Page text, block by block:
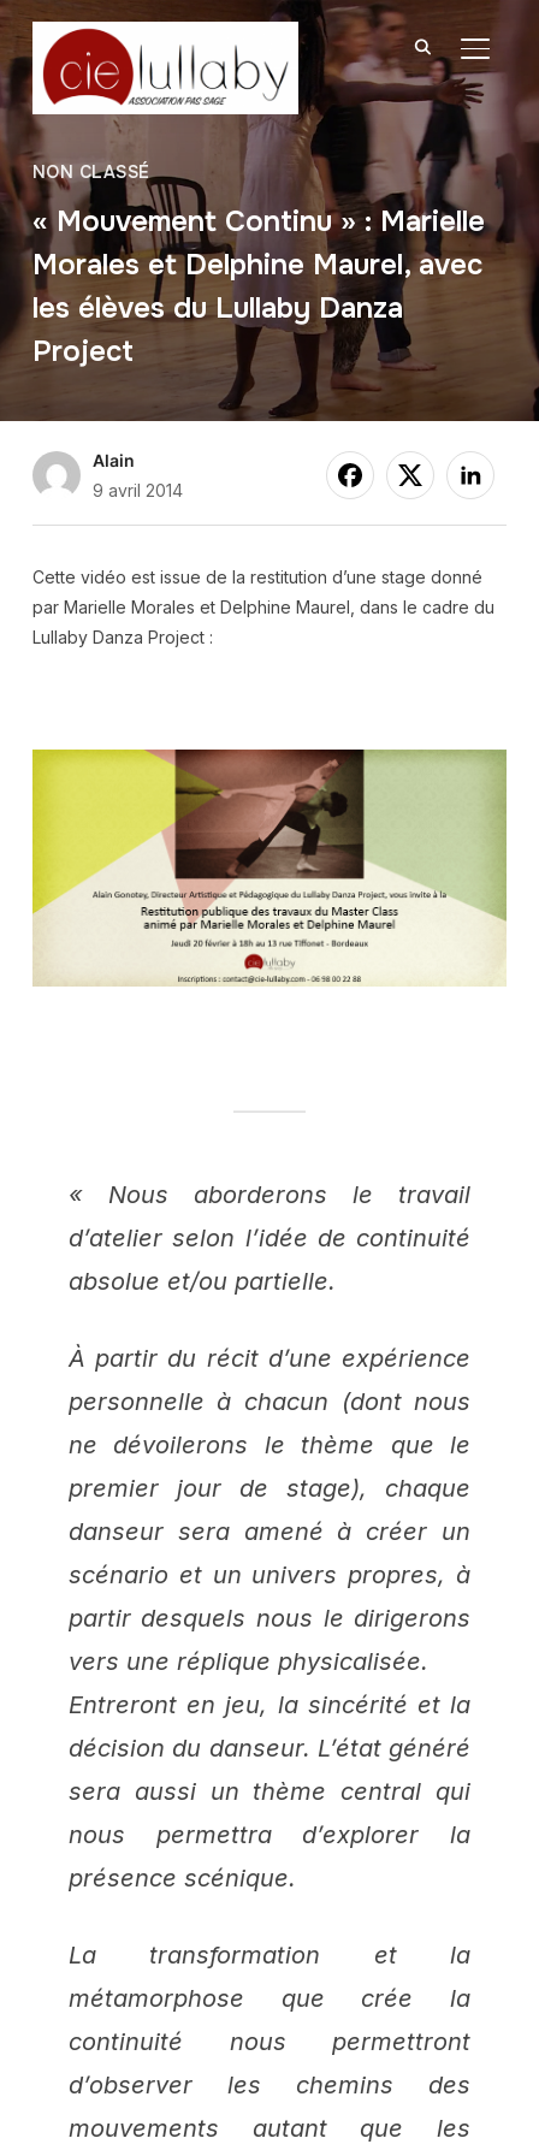
NON CLASSÉ
« Mouvement Continu » : Marielle
Morales et Delphine Maurel, avec
les élèves du Lullaby Danza
Project
Alain
9 avril 2014
Cette vidéo est issue de la restitution d’une stage donné
par Marielle Morales et Delphine Maurel, dans le cadre du
Lullaby Danza Project :
« Nous aborderons le travail
d’atelier selon l’idée de continuité
absolue et/ou partielle.
À partir du récit d’une expérience
personnelle à chacun (dont nous
ne dévoilerons le thème que le
premier jour de stage), chaque
danseur sera amené à créer un
scénario et un univers propres, à
partir desquels nous le dirigerons
vers une réplique physicalisée.
Entreront en jeu, la sincérité et la
décision du danseur. L’état généré
sera aussi un thème central qui
nous permettra d’explorer la
présence scénique.
La transformation et la
métamorphose que crée la
continuité nous permettront
d’observer les chemins des
mouvements autant que les